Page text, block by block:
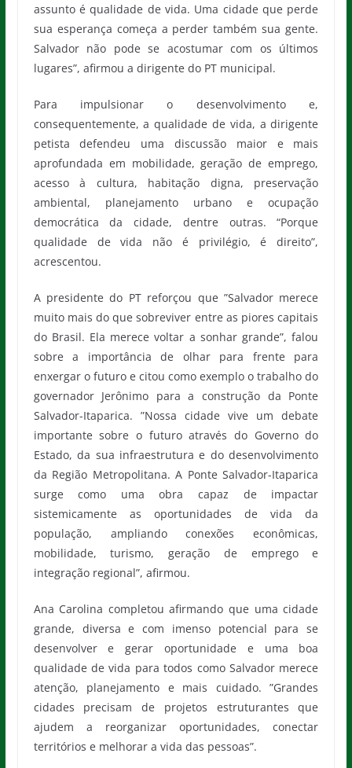
assunto é qualidade de vida. Uma cidade que perde
sua esperança começa a perder também sua gente.
Salvador não pode se acostumar com os últimos
lugares”, afirmou a dirigente do PT municipal.
Para impulsionar o desenvolvimento e,
consequentemente, a qualidade de vida, a dirigente
petista defendeu uma discussão maior e mais
aprofundada em mobilidade, geração de emprego,
acesso à cultura, habitação digna, preservação
ambiental, planejamento urbano e ocupação
democrática da cidade, dentre outras. “Porque
qualidade de vida não é privilégio, é direito”,
acrescentou.
A presidente do PT reforçou que ”Salvador merece
muito mais do que sobreviver entre as piores capitais
do Brasil. Ela merece voltar a sonhar grande”, falou
sobre a importância de olhar para frente para
enxergar o futuro e citou como exemplo o trabalho do
governador Jerônimo para a construção da Ponte
Salvador-Itaparica. ”Nossa cidade vive um debate
importante sobre o futuro através do Governo do
Estado, da sua infraestrutura e do desenvolvimento
da Região Metropolitana. A Ponte Salvador-Itaparica
surge como uma obra capaz de impactar
sistemicamente as oportunidades de vida da
população, ampliando conexões econômicas,
mobilidade, turismo, geração de emprego e
integração regional”, afirmou.
Ana Carolina completou afirmando que uma cidade
grande, diversa e com imenso potencial para se
desenvolver e gerar oportunidade e uma boa
qualidade de vida para todos como Salvador merece
atenção, planejamento e mais cuidado. ”Grandes
cidades precisam de projetos estruturantes que
ajudem a reorganizar oportunidades, conectar
territórios e melhorar a vida das pessoas”.